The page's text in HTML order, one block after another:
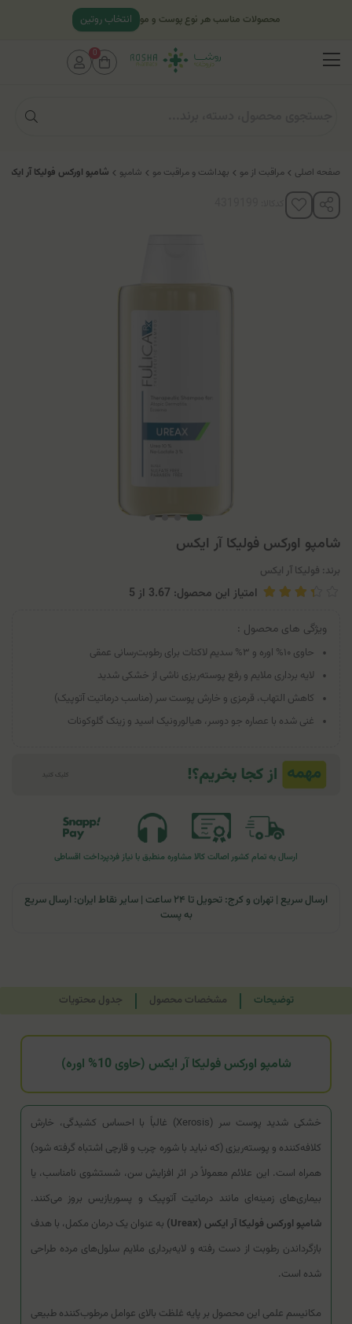
صفحه اصلی مراقبت از مو بهداشت و مراقبت مو شامپو شامپو اوركس فوليكا آر ایکس
شامپو اوركس فوليكا آر ایکس
برند: فولیکا آر ایکس
امتیاز این محصول: 3.67 از 5
ویژگی های محصول :
حاوی ۱۰% اوره و ۳% سدیم لاکتات برای رطوبت‌رسانی عمقی
لایه برداری ملایم و رفع پوسته‌ریزی ناشی از خشکی شدید
کاهش التهاب، قرمزی و خارش پوست سر (مناسب درماتیت آتوپیک)
غنی شده با عصاره جو دوسر، هیالورونیک اسید و زینک گلوکونات
ارسال به تمام کشوراصالت کالا مشاوره منطبق با نیاز فردپرداخت اقساطی
ارسال سریع | تهران و کرج: تحویل تا ۲۴ ساعت | سایر نقاط ایران: ارسال سریع
به پست
توضیحات مشخصات محصول جدول محتویات
شامپو اورکس فولیکا آر ایکس (حاوی 10% اوره)
خشکی شدید پوست سر (Xerosis) غالباً با احساس کشیدگی، خارش
کلافه‌کننده و پوسته‌ریزی (که نباید با شوره چرب و قارچی اشتباه گرفته شود)
همراه است. این علائم معمولاً در اثر افزایش سن، شستشوی نامناسب، یا
بیماری‌های زمینه‌ای مانند درماتیت آتوپیک و پسوریازیس بروز می‌کنند.
شامپو اورکس فولیکا آر ایکس (Ureax)
به عنوان یک درمان مکمل، با هدف
بازگرداندن رطوبت از دست رفته و لایه‌برداری ملایم سلول‌های مرده طراحی
شده است.
مکانیسم علمی این محصول بر پایه غلظت بالای عوامل مرطوب‌کننده طبیعی
محصولات مناسب هر نوع پوست و مو انتخاب روتین
0